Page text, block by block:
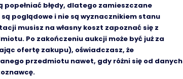
popełniać błędy, dlatego zamieszczane
poglądowe i nie są wyznacznikiem stanu
musisz na własny koszt zapoznać się z
Po zakończeniu aukcji może być już za
ofertę zakupu), oświadczasz, że
przedmiotu nawet, gdy różni się od danych